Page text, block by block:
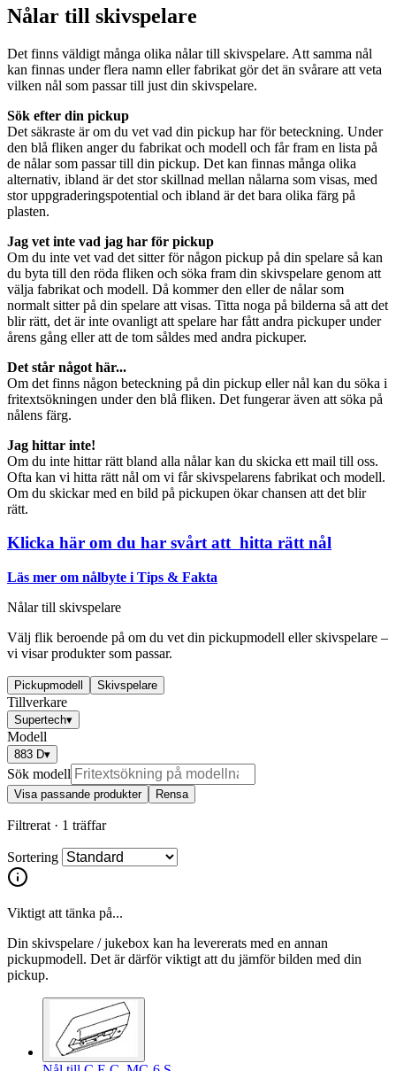
Nålar till skivspelare
Det finns väldigt många olika nålar till skivspelare. Att samma nål
kan finnas under flera namn eller fabrikat gör det än svårare att veta
vilken nål som passar till just din skivspelare.
Sök efter din pickup
Det säkraste är om du vet vad din pickup har för beteckning. Under
den blå fliken anger du fabrikat och modell och får fram en lista på
de nålar som passar till din pickup. Det kan finnas många olika
alternativ, ibland är det stor skillnad mellan nålarna som visas, med
stor uppgraderingspotential och ibland är det bara olika färg på
plasten.
Jag vet inte vad jag har för pickup
Om du inte vet vad det sitter för någon pickup på din spelare så kan
du byta till den röda fliken och söka fram din skivspelare genom att
välja fabrikat och modell. Då kommer den eller de nålar som
normalt sitter på din spelare att visas. Titta noga på bilderna så att det
blir rätt, det är inte ovanligt att spelare har fått andra pickuper under
årens gång eller att de tom såldes med andra pickuper.
Det står något här...
Om det finns någon beteckning på din pickup eller nål kan du söka i
fritextsökningen under den blå fliken. Det fungerar även att söka på
nålens färg.
Jag hittar inte!
Om du inte hittar rätt bland alla nålar kan du skicka ett mail till oss.
Ofta kan vi hitta rätt nål om vi får skivspelarens fabrikat och modell.
Om du skickar med en bild på pickupen ökar chansen att det blir
rätt.
Klicka här om du har svårt att hitta rätt nål
Läs mer om nålbyte i Tips & Fakta
Nålar till skivspelare
Välj flik beroende på om du vet din pickupmodell eller skivspelare –
vi visar produkter som passar.
Pickupmodell Skivspelare
Tillverkare
Supertech▾
Modell
883 D▾
Sök modell
Visa passande produkter Rensa
Filtrerat · 1 träffar
Sortering
Viktigt att tänka på...
Din skivspelare / jukebox kan ha levererats med en annan
pickupmodell. Det är därför viktigt att du jämför bilden med din
pickup.